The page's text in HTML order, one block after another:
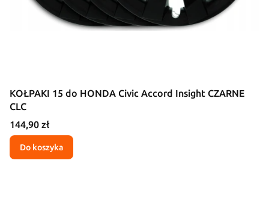
KOŁPAKI 15 do HONDA Civic Accord Insight CZARNE
CLC
Cena
144,90 zł
Do koszyka